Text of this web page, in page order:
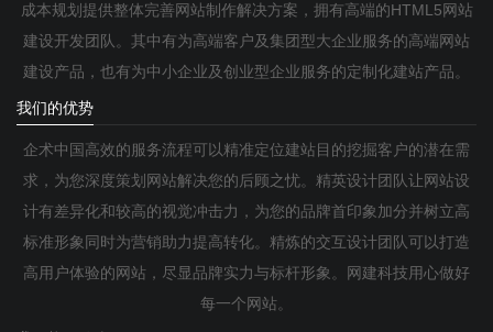
成本规划提供整体完善网站制作解决方案，拥有高端的HTML5网站
建设开发团队。其中有为高端客户及集团型大企业服务的高端网站
建设产品，也有为中小企业及创业型企业服务的定制化建站产品。
我们的优势
企术中国高效的服务流程可以精准定位建站目的挖掘客户的潜在需
求，为您深度策划网站解决您的后顾之忧。精英设计团队让网站设
计有差异化和较高的视觉冲击力，为您的品牌首印象加分并树立高
标准形象同时为营销助力提高转化。精炼的交互设计团队可以打造
高用户体验的网站，尽显品牌实力与标杆形象。网建科技用心做好
每一个网站。